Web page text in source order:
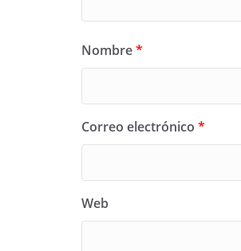
Nombre*
Correo electrónico *
Web